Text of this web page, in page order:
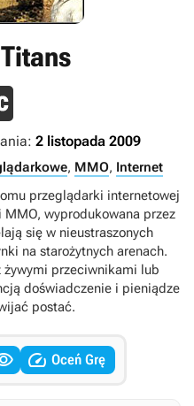
2 listopada 2009
, MMO, Internet
przeglądarki internetowej
wyprodukowana przez
się w nieustraszonych
na starożytnych arenach.
przeciwnikami lub
doświadczenie i pieniądze
postać.
 Oceń Grę